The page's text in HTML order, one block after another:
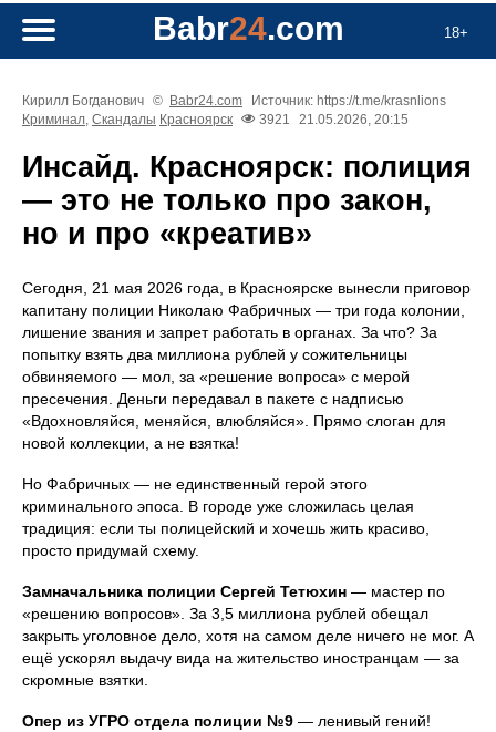
18+
Babr24.com
Кирилл Богданович © Babr24.com
Источник: https://t.me/krasnlions
Криминал, Скандалы Красноярск 3921 21.05.2026, 20:15
Инсайд. Красноярск: полиция
— это не только про закон,
но и про «креатив»
Сегодня, 21 мая 2026 года, в Красноярске вынесли приговор
капитану полиции Николаю Фабричных — три года колонии,
лишение звания и запрет работать в органах. За что? За
попытку взять два миллиона рублей у сожительницы
обвиняемого — мол, за «решение вопроса» с мерой
пресечения. Деньги передавал в пакете с надписью
«Вдохновляйся, меняйся, влюбляйся». Прямо слоган для
новой коллекции, а не взятка!
Но Фабричных — не единственный герой этого
криминального эпоса. В городе уже сложилась целая
традиция: если ты полицейский и хочешь жить красиво,
просто придумай схему.
Замначальника полиции Сергей Тетюхин — мастер по
«решению вопросов». За 3,5 миллиона рублей обещал
закрыть уголовное дело, хотя на самом деле ничего не мог. А
ещё ускорял выдачу вида на жительство иностранцам — за
скромные взятки.
Опер из УГРО отдела полиции №9 — ленивый гений!